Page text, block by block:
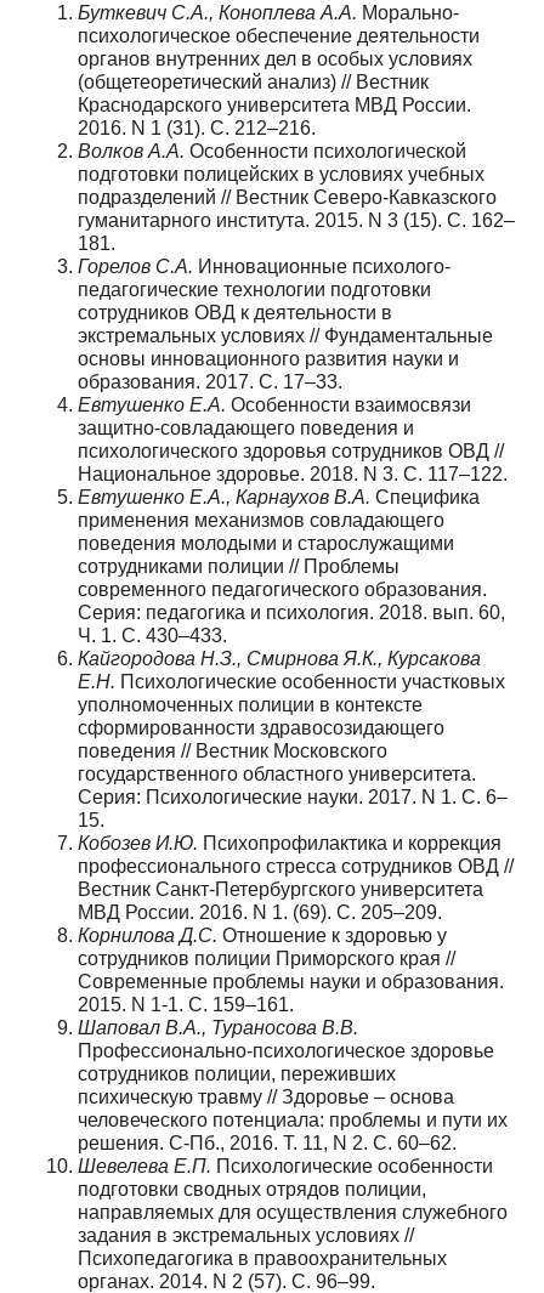
Буткевич С.А., Коноплева А.А. Морально-
психологическое обеспечение деятельности
органов внутренних дел в особых условиях
(общетеоретический анализ) // Вестник
Краснодарского университета МВД России.
2016. N 1 (31). C. 212–216.
Волков А.А. Особенности психологической
подготовки полицейских в условиях учебных
подразделений // Вестник Северо-Кавказского
гуманитарного института. 2015. N 3 (15). С. 162–
181.
Горелов С.А. Инновационные психолого-
педагогические технологии подготовки
сотрудников ОВД к деятельности в
экстремальных условиях // Фундаментальные
основы инновационного развития науки и
образования. 2017. С. 17–33.
Евтушенко Е.А. Особенности взаимосвязи
защитно-совладающего поведения и
психологического здоровья сотрудников ОВД //
Национальное здоровье. 2018. N 3. С. 117–122.
Евтушенко Е.А., Карнаухов В.А. Специфика
применения механизмов совладающего
поведения молодыми и старослужащими
сотрудниками полиции // Проблемы
современного педагогического образования.
Серия: педагогика и психология. 2018. вып. 60,
Ч. 1. С. 430–433.
Кайгородова Н.З., Смирнова Я.К., Курсакова
Е.Н. Психологические особенности участковых
уполномоченных полиции в контексте
сформированности здравосозидающего
поведения // Вестник Московского
государственного областного университета.
Серия: Психологические науки. 2017. N 1. С. 6–
15.
Кобозев И.Ю. Психопрофилактика и коррекция
профессионального стресса сотрудников ОВД //
Вестник Санкт-Петербургского университета
МВД России. 2016. N 1. (69). С. 205–209.
Корнилова Д.С. Отношение к здоровью у
сотрудников полиции Приморского края //
Современные проблемы науки и образования.
2015. N 1-1. С. 159–161.
Шаповал В.А., Тураносова В.В.
Профессионально-психологическое здоровье
сотрудников полиции, переживших
психическую травму // Здоровье – основа
человеческого потенциала: проблемы и пути их
решения. С-Пб., 2016. Т. 11, N 2. C. 60–62.
Шевелева Е.П. Психологические особенности
подготовки сводных отрядов полиции,
направляемых для осуществления служебного
задания в экстремальных условиях //
Психопедагогика в правоохранительных
органах. 2014. N 2 (57). C. 96–99.